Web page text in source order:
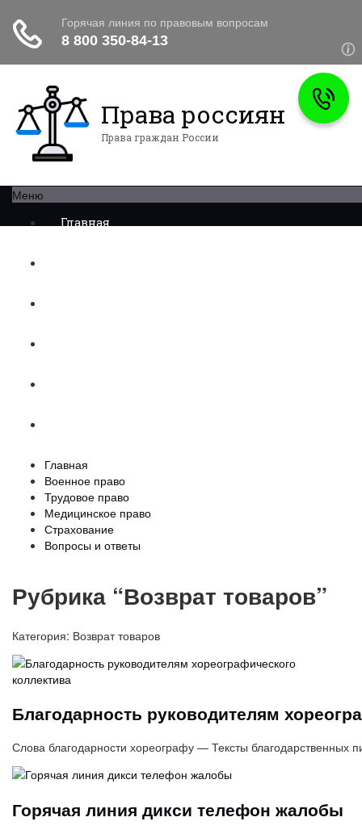
Права россиян
Права граждан России
Меню
Главная
Главная
Военное право
Трудовое право
Медицинское право
Страхование
Вопросы и ответы
Рубрика “Возврат товаров”
Категория: Возврат товаров
Благодарность руководителям
Слова благодарности хореографу — Тексты
Горячая линия дикси телефон жалобы